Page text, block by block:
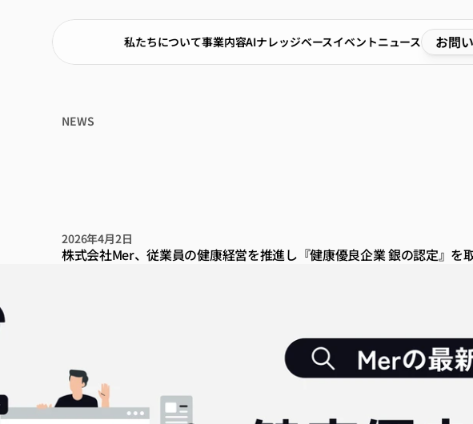
私たちについて事業内容AIナレッジベースイベントニュース お問
NEWS
銀の認定』を取得
2026年4月2日
株式会社Mer、従業員の健康経営を推進し『健康優良企業 銀の認定』を